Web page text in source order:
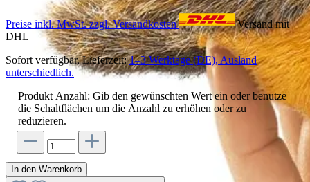
Preise inkl. MwSt. zzgl. Versandkosten
Versand mit
DHL
Sofort verfügbar, Lieferzeit:1–3 Werktage (DE), Ausland
unterschiedlich.
Produkt Anzahl: Gib den gewünschten Wert ein oder benutze
die Schaltflächen um die Anzahl zu erhöhen oder zu
reduzieren.
In den Warenkorb